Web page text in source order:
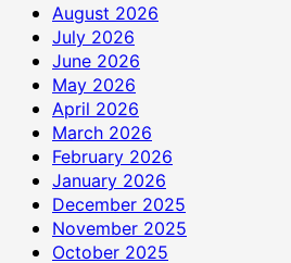
August 2026
July 2026
June 2026
May 2026
April 2026
March 2026
February 2026
January 2026
December 2025
November 2025
October 2025